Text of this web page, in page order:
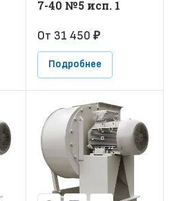
7-40 №5 исп. 1
От 31 450 ₽
Подробнее